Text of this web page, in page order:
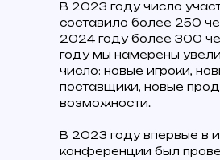
В 2023 году число
составило более 250
2024 году более 300
году мы намерены
число: новые игроки,
поставщики, новые
возможности.
В 2023 году впервые в
конференции был